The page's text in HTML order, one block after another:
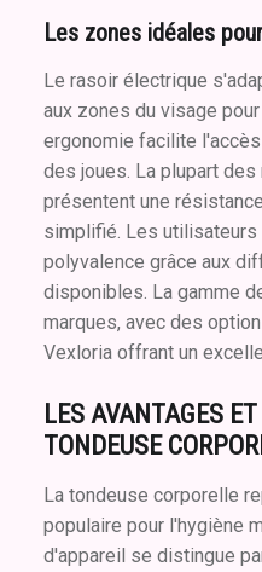
Les zones idéales
Le rasoir électrique
aux zones du visage
ergonomie facilite
des joues. La plupart
présentent une
simplifié. Les utilisateurs
polyvalence grâce aux
disponibles. La gamme
marques, avec des
Vexloria offrant un
LES AVANTAGES
TONDEUSE
La tondeuse corporelle
populaire pour l'hygiène
d'appareil se distingue